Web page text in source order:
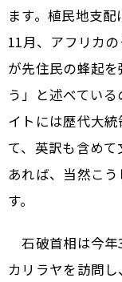
ます。植民地支
11月、アフリカ
が先住民の蜂起
う」と述べてい
イトには歴代大
て、英訳も含め
あれば、当然こ
す。
石破首相は今年
カリラヤを訪問